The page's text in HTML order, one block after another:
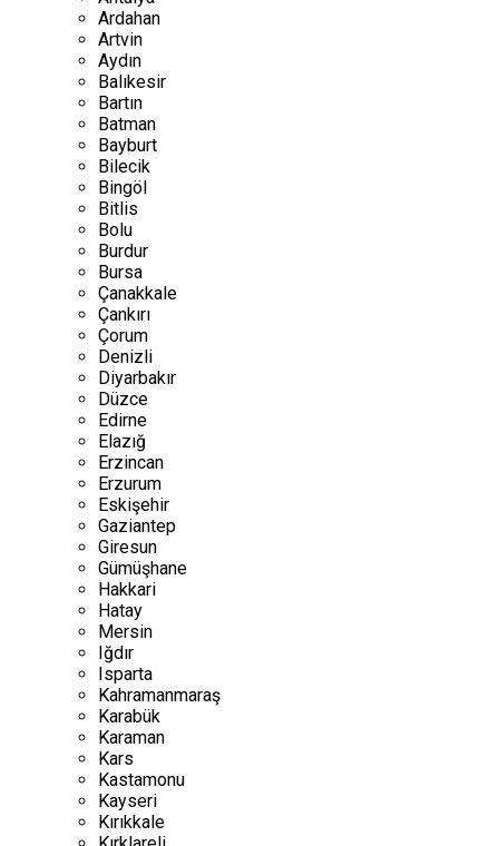
Ardahan
Artvin
Aydın
Balıkesir
Bartın
Batman
Bayburt
Bilecik
Bingöl
Bitlis
Bolu
Burdur
Bursa
Çanakkale
Çankırı
Çorum
Denizli
Diyarbakır
Düzce
Edirne
Elazığ
Erzincan
Erzurum
Eskişehir
Gaziantep
Giresun
Gümüşhane
Hakkari
Hatay
Mersin
Iğdır
Isparta
Kahramanmaraş
Karabük
Karaman
Kars
Kastamonu
Kayseri
Kırıkkale